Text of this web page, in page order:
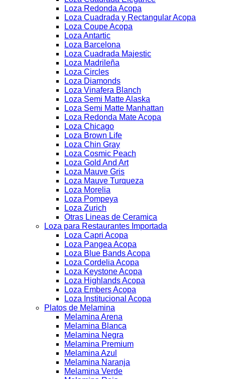
Loza Redonda Acopa
Loza Cuadrada y Rectangular Acopa
Loza Coupe Acopa
Loza Antartic
Loza Barcelona
Loza Cuadrada Majestic
Loza Madrileña
Loza Circles
Loza Diamonds
Loza Vinafera Blanch
Loza Semi Matte Alaska
Loza Semi Matte Manhattan
Loza Redonda Mate Acopa
Loza Chicago
Loza Brown Life
Loza Chin Gray
Loza Cosmic Peach
Loza Gold And Art
Loza Mauve Gris
Loza Mauve Turqueza
Loza Morelia
Loza Pompeya
Loza Zurich
Otras Lineas de Ceramica
Loza para Restaurantes Importada
Loza Capri Acopa
Loza Pangea Acopa
Loza Blue Bands Acopa
Loza Cordelia Acopa
Loza Keystone Acopa
Loza Highlands Acopa
Loza Embers Acopa
Loza Institucional Acopa
Platos de Melamina
Melamina Arena
Melamina Blanca
Melamina Negra
Melamina Premium
Melamina Azul
Melamina Naranja
Melamina Verde